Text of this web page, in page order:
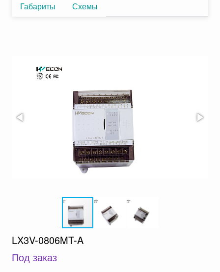
Габариты
Схемы
LX3V-0806MT-A
Под заказ